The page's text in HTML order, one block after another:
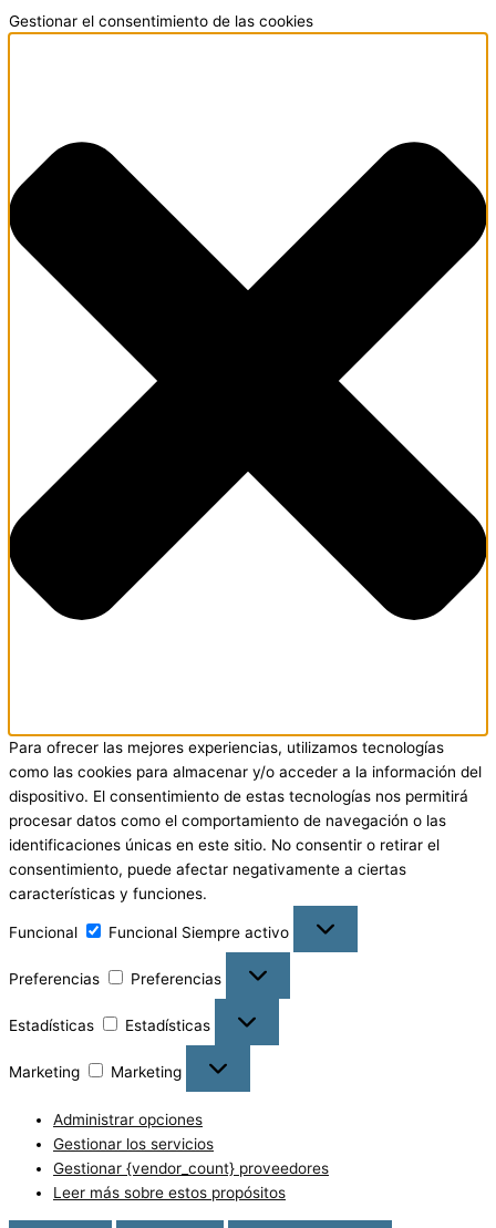
Gestionar el consentimiento de las cookies
Para ofrecer las mejores experiencias, utilizamos tecnologías
como las cookies para almacenar y/o acceder a la información del
dispositivo. El consentimiento de estas tecnologías nos permitirá
procesar datos como el comportamiento de navegación o las
identificaciones únicas en este sitio. No consentir o retirar el
consentimiento, puede afectar negativamente a ciertas
características y funciones.
Funcional Funcional Siempre activo
Preferencias Preferencias
Estadísticas Estadísticas
Marketing Marketing
Administrar opciones
Gestionar los servicios
Gestionar {vendor_count} proveedores
Leer más sobre estos propósitos